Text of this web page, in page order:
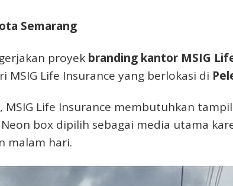
Semarang
proyek branding kantor MSIG
MSIG Life Insurance yang berlokasi di
Life Insurance membutuhkan
box dipilih sebagai media utama
malam hari.